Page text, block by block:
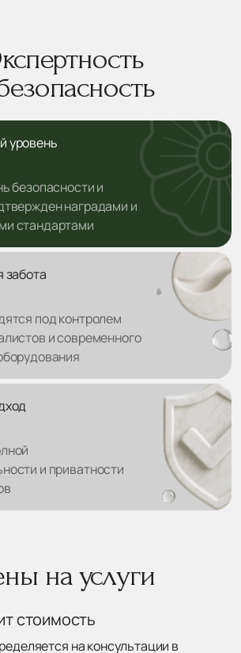
уровень
безопасности и
наградами и
стандартами
забота
под контролем
и современного
и приватности
на услуги
стоимость
на консультации в